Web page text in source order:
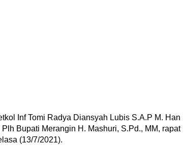
Inf Tomi Radya Diansyah Lubis S.A.P M. Han
Bupati Merangin H. Mashuri, S.Pd., MM, rapat
(13/7/2021).